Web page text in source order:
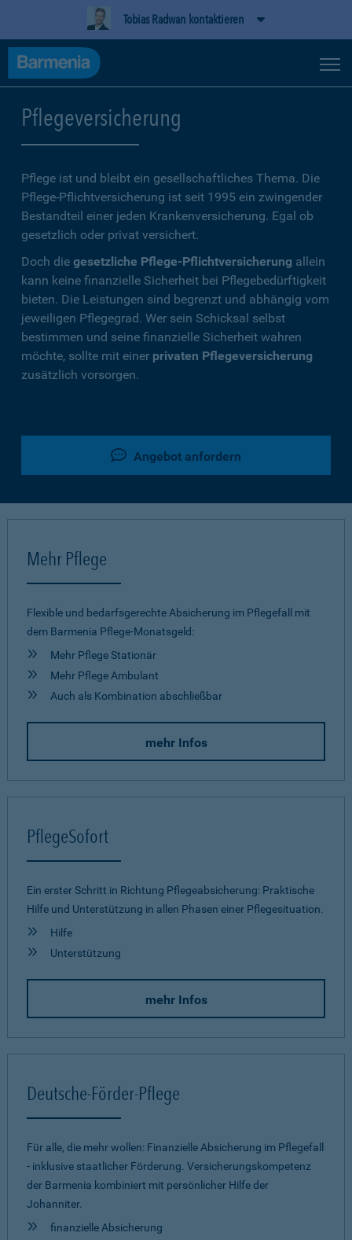
Tobias Radwan kontaktieren
Pflegeversicherung
Pflege ist und bleibt ein gesellschaftliches Thema. Die
Pflege-Pflichtversicherung ist seit 1995 ein zwingender
Bestandteil einer jeden Krankenversicherung. Egal ob
gesetzlich oder privat versichert.
Doch die gesetzliche Pflege-Pflichtversicherung allein
kann keine finanzielle Sicherheit bei Pflegebedürftigkeit
bieten. Die Leistungen sind begrenzt und abhängig vom
jeweiligen Pflegegrad. Wer sein Schicksal selbst
bestimmen und seine finanzielle Sicherheit wahren
möchte, sollte mit einer privaten Pflegeversicherung
zusätzlich vorsorgen.
Angebot anfordern
Mehr Pflege
Flexible und bedarfsgerechte Absicherung im Pflegefall mit
dem Barmenia Pflege-Monatsgeld:
Mehr Pflege Stationär
Mehr Pflege Ambulant
Auch als Kombination abschließbar
mehr Infos
PflegeSofort
Ein erster Schritt in Richtung Pflegeab­sicherung: Praktische
Hilfe und Unterstützung in allen Phasen einer Pflegesituation.
Hilfe
Unterstützung
mehr Infos
Deutsche-Förder-Pflege
Für alle, die mehr wollen: Finanzielle Absicherung im Pflegefall
- inklusive staatlicher Förderung. Versicherungskompetenz
der Barmenia kombiniert mit persönlicher Hilfe der
Johanniter.
finanzielle Absicherung